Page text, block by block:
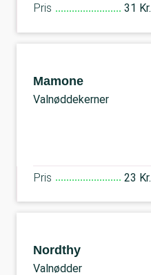
Pris 31 Kr.
Mamone
Valnøddekerner
Pris 23 Kr.
Nordthy
Valnødder